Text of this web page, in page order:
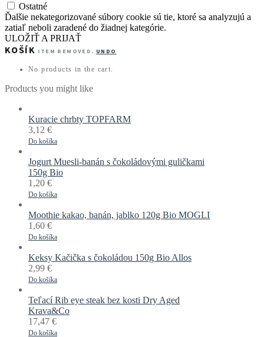
Ostatné
Ďalšie nekategorizované súbory cookie sú tie, ktoré sa analyzujú a
zatiaľ neboli zaradené do žiadnej kategórie.
ULOŽIŤ A PRIJAŤ
KOŠÍK ITEM REMOVED. UNDO
No products in the cart.
Products you might like
Kuracie chrbty TOPFARM
3,12 €
Do košíka
Jogurt Muesli-banán s čokoládovými guličkami
150g Bio
1,20 €
Do košíka
Moothie kakao, banán, jablko 120g Bio MOGLI
1,60 €
Do košíka
Keksy Kačička s čokoládou 150g Bio Allos
2,99 €
Do košíka
Teľací Rib eye steak bez kosti Dry Aged
Krava&Co
17,47 €
Do košíka